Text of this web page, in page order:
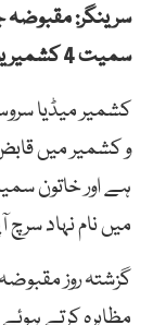
سرینگر: مقبوضہ
سمیت 4 کشمیریوں کو شہید کر دیا۔
کشمیر میڈیا
و کشمیر میں
میں نام نہاد
گزشتہ روز
مظاہرہ کرتے ہوئے